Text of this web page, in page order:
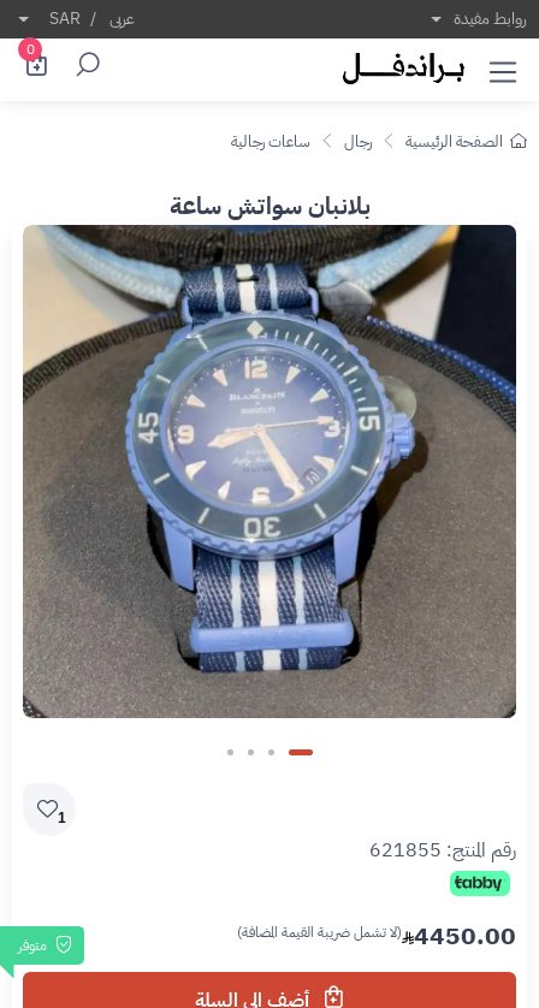
روابط مفيدة عربى /
SAR
0
الصفحة الرئيسية رجال ساعات رجالية
بلانبان سواتش ساعة
1
رقم المنتج: 621855
متوفر 4450.00 (لا تشمل ضريبة القيمة المضافة)